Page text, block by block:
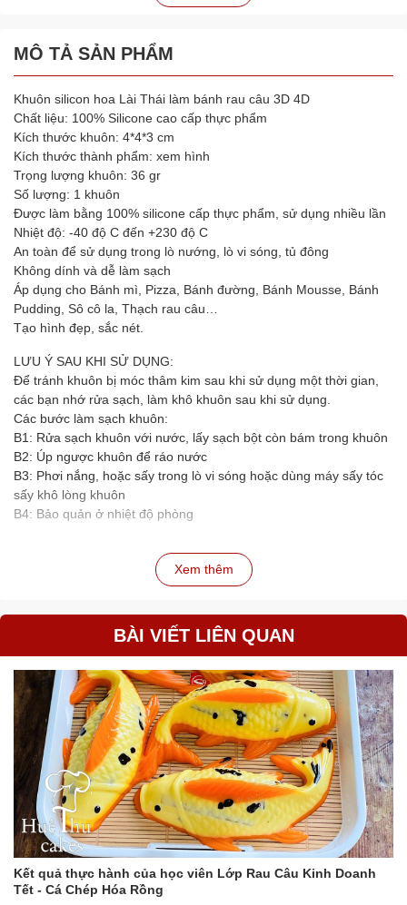
MÔ TẢ SẢN PHẨM
Khuôn silicon hoa Lài Thái làm bánh rau câu 3D 4D
Chất liệu: 100% Silicone cao cấp thực phẩm
Kích thước khuôn: 4*4*3 cm
Kích thước thành phẩm: xem hình
Trọng lượng khuôn: 36 gr
Số lượng: 1 khuôn
Được làm bằng 100% silicone cấp thực phẩm, sử dụng nhiều lần
Nhiệt độ: -40 độ C đến +230 độ C
An toàn để sử dụng trong lò nướng, lò vi sóng, tủ đông
Không dính và dễ làm sạch
Áp dụng cho Bánh mì, Pizza, Bánh đường, Bánh Mousse, Bánh
Pudding, Sô cô la, Thạch rau câu…
Tạo hình đẹp, sắc nét.
LƯU Ý SAU KHI SỬ DỤNG:
Để tránh khuôn bị móc thâm kim sau khi sử dụng một thời gian,
các bạn nhớ rửa sạch, làm khô khuôn sau khi sử dụng.
Các bước làm sạch khuôn:
B1: Rửa sạch khuôn với nước, lấy sạch bột còn bám trong khuôn
B2: Úp ngược khuôn để ráo nước
B3: Phơi nắng, hoặc sấy trong lò vi sóng hoặc dùng máy sấy tóc
sấy khô lòng khuôn
B4: Bảo quản ở nhiệt độ phòng
Xem thêm
BÀI VIẾT LIÊN QUAN
Kết quả thực hành của học viên Lớp Rau Câu Kinh Doanh
Tết - Cá Chép Hóa Rồng